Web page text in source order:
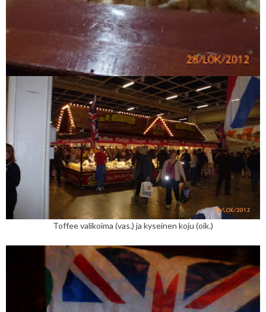
Toffee valikoima (vas.) ja kyseinen koju (oik.)